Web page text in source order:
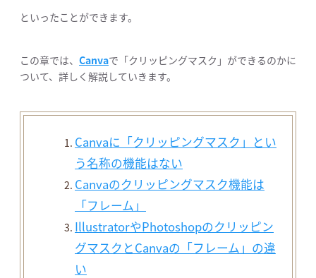
といったことができます。
この章では、 Canvaで「クリッピングマスク」ができるのかに
ついて、詳しく解説していきます。
Canvaに「クリッピングマスク」とい
う名称の機能はない
Canvaのクリッピングマスク機能は
「フレーム」
IllustratorやPhotoshopのクリッピン
グマスクとCanvaの「フレーム」の違
い